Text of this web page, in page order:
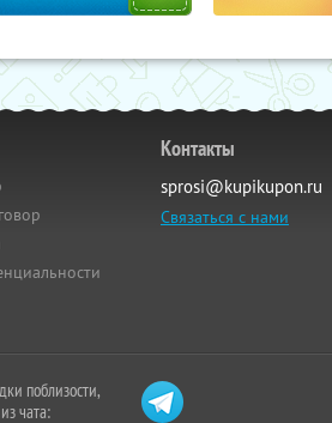
Контакты
sprosi@kupikupon.ru
Связаться с нами
поблизости,
чата: